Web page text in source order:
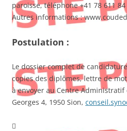
paroisse, téléphone +41 78 611 84
Autres informations :
Postulation :
Le dossier complet de
copies des diplômes, lettre de
à envoyer au Centre Administratif
Georges 4, 1950 Sion,
